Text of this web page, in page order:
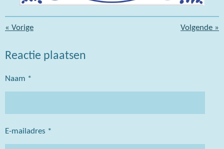
« Vorige Volgende »
Reactie plaatsen
Naam *
E-mailadres *